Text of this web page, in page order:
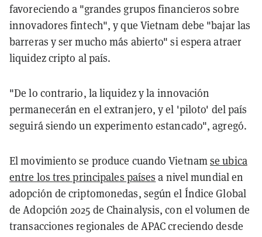
favoreciendo a "grandes grupos financieros sobre
innovadores fintech", y que Vietnam debe "bajar las
barreras y ser mucho más abierto" si espera atraer
liquidez cripto al país.
"De lo contrario, la liquidez y la innovación
permanecerán en el extranjero, y el 'piloto' del país
seguirá siendo un experimento estancado", agregó.
El movimiento se produce cuando Vietnamse ubica
entre los tres principales países a nivel mundial en
adopción de criptomonedas, según el Índice Global
de Adopción 2025 de Chainalysis, con el volumen de
transacciones regionales de APAC creciendo desde